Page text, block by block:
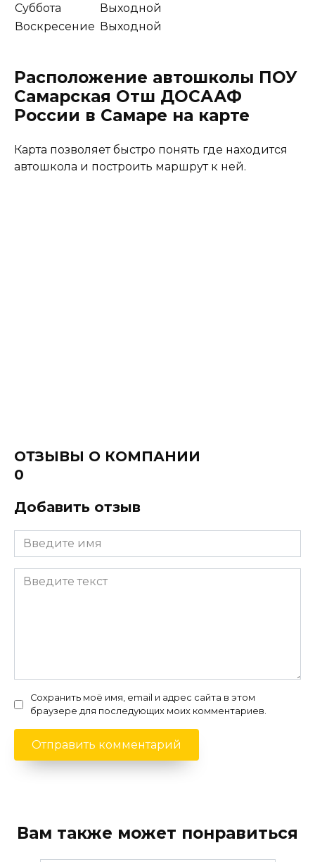
Суббота
Выходной
Воскресение Выходной
Расположение автошколы ПОУ
Самарская Отш ДОСААФ
России в Самаре на карте
Карта позволяет быстро понять где находится
автошкола и построить маршрут к ней.
ОТЗЫВЫ О КОМПАНИИ
0
Добавить отзыв
Сохранить моё имя, email и адрес сайта в этом
браузере для последующих моих комментариев.
Вам также может понравиться